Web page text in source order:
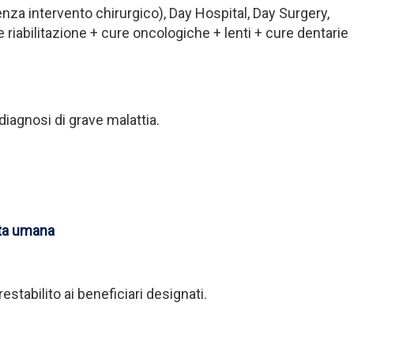
intervento chirurgico), Day Hospital, Day Surgery,
+ cure oncologiche + lenti + cure dentarie
di grave malattia.
umana
ai beneficiari designati.